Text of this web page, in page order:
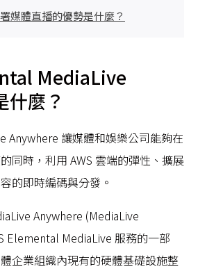
媒體直播的優勢是什麼？
MediaLive
麼？
Anywhere 讓媒體和娛樂公司能夠在
同時，利用 AWS 雲端的彈性、擴展
的即時編碼與分發。
Anywhere (MediaLive
Elemental MediaLive 服務的一部
企業組織內現有的硬體基礎設施整